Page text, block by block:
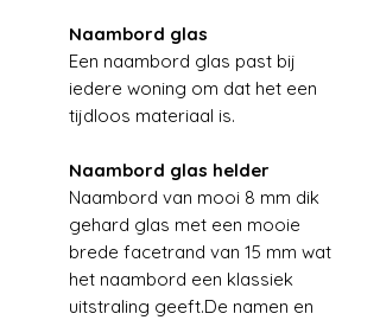
Naambord glas
Een naambord glas past bij
iedere woning om dat het een
tijdloos materiaal is.
Naambord glas helder
Naambord van mooi 8 mm dik
gehard glas met een mooie
brede facetrand van 15 mm wat
het naambord een klassiek
uitstraling geeft.De namen en